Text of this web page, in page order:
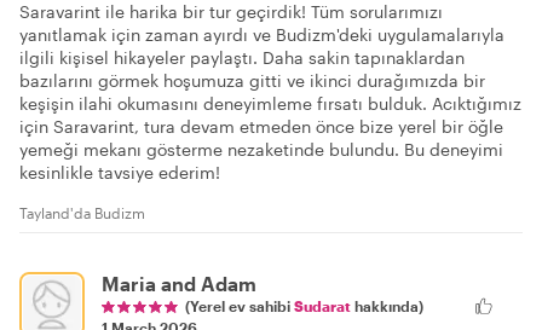
Saravarint ile harika bir tur geçirdik! Tüm sorularımızı
yanıtlamak için zaman ayırdı ve Budizm'deki uygulamalarıyla
ilgili kişisel hikayeler paylaştı. Daha sakin tapınaklardan
bazılarını görmek hoşumuza gitti ve ikinci durağımızda bir
keşişin ilahi okumasını deneyimleme fırsatı bulduk. Acıktığımız
için Saravarint, tura devam etmeden önce bize yerel bir öğle
yemeği mekanı gösterme nezaketinde bulundu. Bu deneyimi
kesinlikle tavsiye ederim!
Tayland'da Budizm
Maria and Adam
(Yerel ev sahibi Sudarat hakkında)